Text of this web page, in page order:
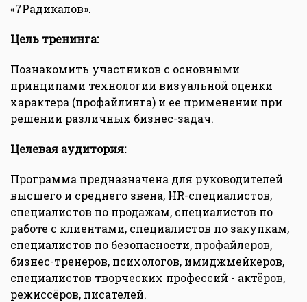
«7Радикалов».
Цель тренинга:
Познакомить участников с основными
принципами технологии визуальной оценки
характера (профайлинга) и ее применении при
решении различных бизнес-задач.
Целевая аудитория:
Программа предназначена для руководителей
высшего и среднего звена, HR-специалистов,
специалистов по продажам, специалистов по
работе с клиентами, специалистов по закупкам,
специалистов по безопасности, профайлеров,
бизнес-тренеров, психологов, имиджмейкеров,
специалистов творческих профессий - актёров,
режиссёров, писателей.